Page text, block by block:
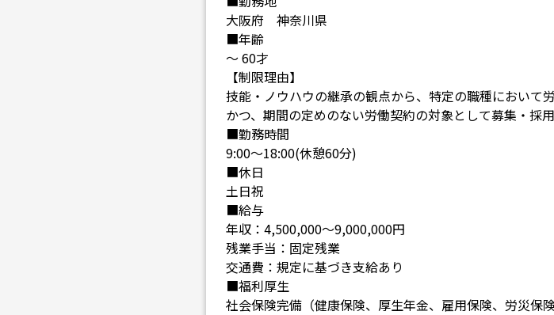
大阪府 神奈川県
■年齢
～ 60才
【制限理由】
技能・ノウハウの継承の観点から、特定の職種において
かつ、期間の定めのない労働契約の対象として募集・採
■勤務時間
9:00～18:00(休憩60分)
■休日
土日祝
■給与
年収：4,500,000～9,000,000円
残業手当：固定残業
交通費：規定に基づき支給あり
■福利厚生
社会保険完備（健康保険、厚生年金、雇用保険、労災保険